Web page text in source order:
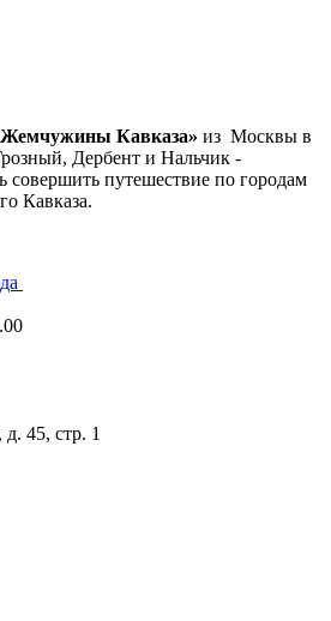
Кавказа» из Москвы в
Дербент и Нальчик -
совершить путешествие по городам
Кавказа.
45, стр. 1